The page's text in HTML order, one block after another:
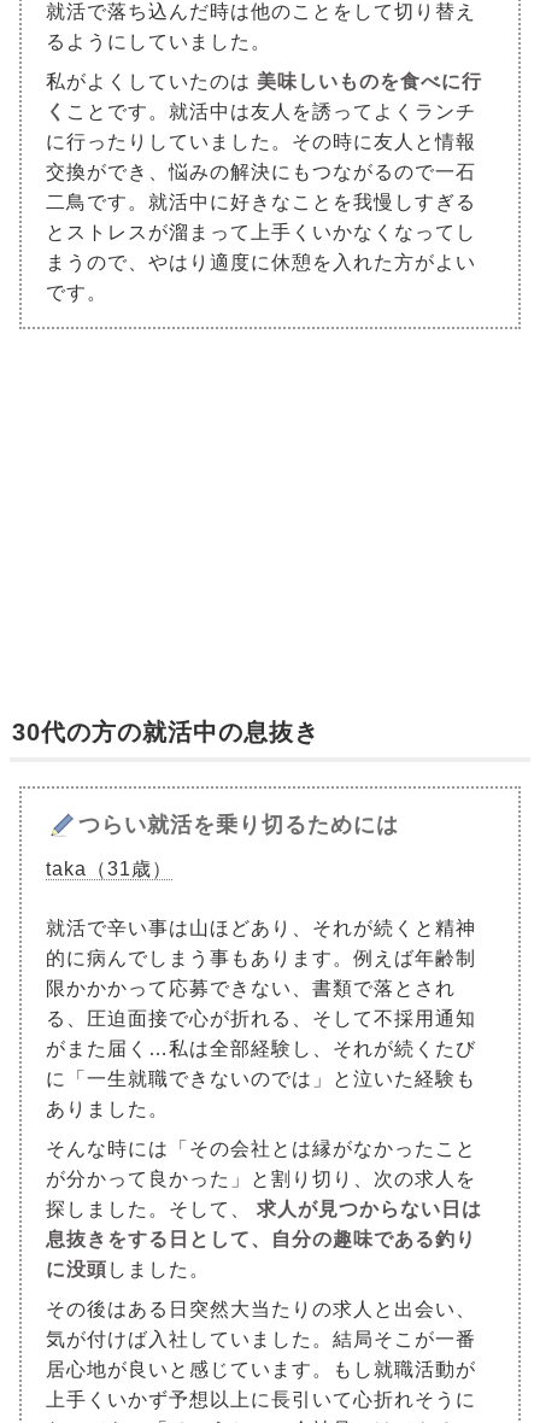
就活で落ち込んだ時は他のことをして切り替え
るようにしていました。
私がよくしていたのは 美味しいものを食べに行
く ことです。就活中は友人を誘ってよくランチ
に行ったりしていました。その時に友人と情報
交換ができ、悩みの解決にもつながるので一石
二鳥です。就活中に好きなことを我慢しすぎる
とストレスが溜まって上手くいかなくなってし
まうので、やはり適度に休憩を入れた方がよい
です。
30代の方の就活中の息抜き
つらい就活を乗り切るためには
taka（31歳）
就活で辛い事は山ほどあり、それが続くと精神
的に病んでしまう事もあります。例えば年齢制
限かかかって応募できない、書類で落とされ
る、圧迫面接で心が折れる、そして不採用通知
がまた届く…私は全部経験し、それが続くたび
に「一生就職できないのでは」と泣いた経験も
ありました。
そんな時には「その会社とは縁がなかったこと
が分かって良かった」と割り切り、次の求人を
探しました。そして、
求人が見つからない日は
息抜きをする日として、自分の趣味である釣り
に没頭 しました。
その後はある日突然大当たりの求人と出会い、
気が付けば入社していました。結局そこが一番
居心地が良いと感じています。もし就職活動が
上手くいかず予想以上に長引いて心折れそうに